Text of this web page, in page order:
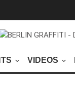
VIDEOS